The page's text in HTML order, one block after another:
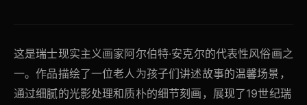
这是瑞士现实主义画家阿尔伯特·安克尔的代表性风俗画之
一。作品描绘了一位老人为孩子们讲述故事的温馨场景，
通过细腻的光影处理和质朴的细节刻画，展现了19世纪瑞